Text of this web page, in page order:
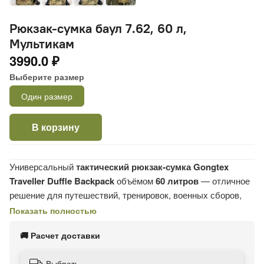
Рюкзак-сумка баул 7.62, 60 л,
Мультикам
3990.0 ₽
Выберите размер
Один размер
В корзину
Универсальныйтактический рюкзак-сумка Gongtex
Traveller Duffle Backpackобъёмом60 литров— отличное
решение для путешествий, тренировок, военных сборов,
охоты и активного отдыха.
Особенности:
Габариты:
Показать полностью
🚚 Расчет доставки